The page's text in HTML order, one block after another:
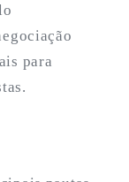
para